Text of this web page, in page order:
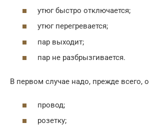
утюг быстро отключается;
утюг перегревается;
пар выходит;
пар не разбрызгивается.
В первом случае надо, прежде всего,
провод;
розетку;